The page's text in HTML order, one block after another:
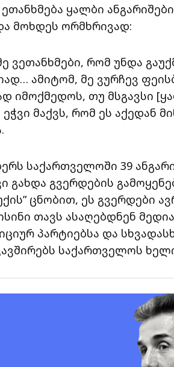
ყალბი
მოხდეს ორმხრივად:
ვეთანხმები, რომ უნდა
ამიტომ, მე ვურჩევ
იმოქმედოს, თუ მსგავსი
მაქვს, რომ ეს აქედან
საქართველოში 39
გახდა გვერდების
ცნობით, ეს გვერდები
თავს ასაღებდნენ
პარტიებსა და
საქართველოს